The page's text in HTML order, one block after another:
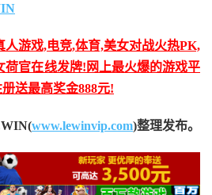
游戏,电竞,体育,美女对战火热PK,
荷官在线发牌!网上最火爆的游戏平
送最高奖金888元!
www.lewinvip.com)整理发布。